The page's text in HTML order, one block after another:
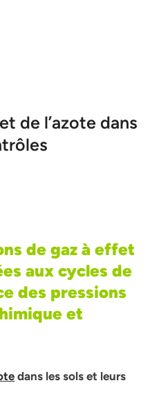
de l’azote dans
de gaz à effet
aux cycles de
des pressions
et
dans les sols et leurs